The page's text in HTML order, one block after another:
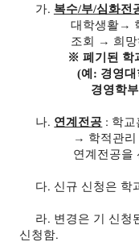
가. 복수/부/심화전
대학생활→
조회
→ 희
※ 폐기된 학
(예 : 경영
경영학
나. 연계전공 : 학교
→ 학적관리
연계전공을
다. 신규 신청은 학
라. 변경은 기 신청
신청함.